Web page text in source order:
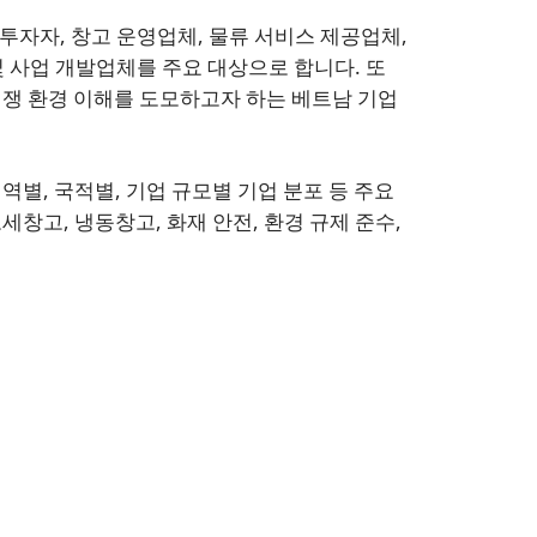
자자, 창고 운영업체, 물류 서비스 제공업체,
업 개발업체를 주요 대상으로 합니다. 또
환경 이해를 도모하고자 하는 베트남 기업
별, 국적별, 기업 규모별 기업 분포 등 주요
창고, 냉동창고, 화재 안전, 환경 규제 준수,